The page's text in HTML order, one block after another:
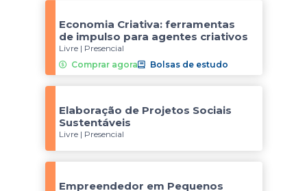
Economia Criativa: ferramentas
de impulso para agentes criativos
Livre | Presencial
Comprar agora
Bolsas de estudo
Elaboração de Projetos Sociais
Sustentáveis
Livre | Presencial
Empreendedor em Pequenos